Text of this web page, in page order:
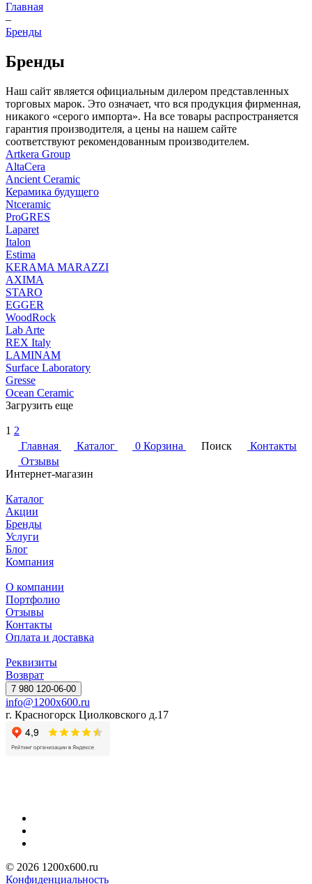
Главная
–
Бренды
Бренды
Наш сайт является официальным дилером представленных
торговых марок. Это означает, что вся продукция фирменная,
никакого «серого импорта». На все товары распространяется
гарантия производителя, а цены на нашем сайте
соответствуют рекомендованным производителем.
Artkera Group
AltaCera
Ancient Ceramic
Керамика будущего
Ntceramic
ProGRES
Laparet
Italon
Estima
KERAMA MARAZZI
AXIMA
STARO
EGGER
WoodRock
Lab Arte
REX Italy
LAMINAM
Surface Laboratory
Gresse
Ocean Ceramic
Загрузить еще
1 2
Главная
Каталог 0 Корзина Поиск
Контакты
Отзывы
Интернет-магазин
Каталог
Акции
Бренды
Услуги
Блог
Компания
О компании
Портфолио
Отзывы
Контакты
Оплата и доставка
Реквизиты
Возврат
7 980 120-06-00
info@1200x600.ru
г. Красногорск Циолковского д.17
© 2026 1200x600.ru
Конфиденциальность